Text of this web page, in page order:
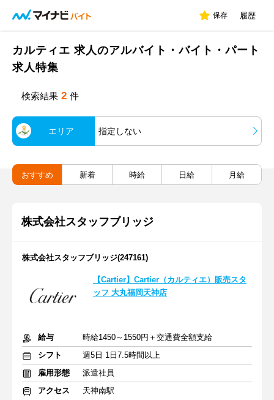
保存 履歴
カルティエ 求人のアルバイト・バイト・パート
求人特集
検索結果 2 件
エリア 指定しない
おすすめ 新着 時給 日給 月給
株式会社スタッフブリッジ
株式会社スタッフブリッジ(247161)
【Cartier】Cartier（カルティエ）販売スタ
ッフ 大丸福岡天神店
給与
時給1450～1550円＋交通費全額支給
シフト
週5日 1日7.5時間以上
雇用形態
派遣社員
アクセス
天神南駅